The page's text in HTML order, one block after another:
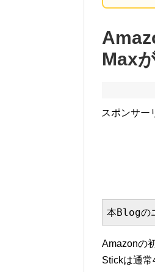
Max
スポンサー
本Blogの
Amazonの
Stickは通